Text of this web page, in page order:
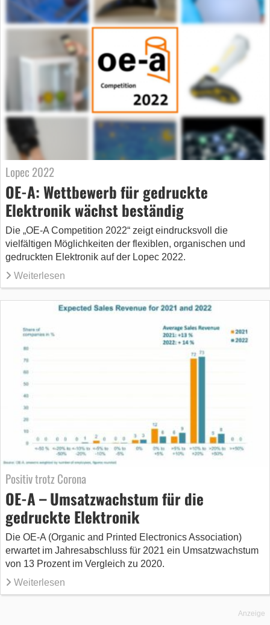
Lopec 2022
OE-A: Wettbewerb für gedruckte
Elektronik wächst beständig
Die „OE-A Competition 2022“ zeigt eindrucksvoll die
vielfältigen Möglichkeiten der flexiblen, organischen und
gedruckten Elektronik auf der Lopec 2022.
Weiterlesen
Positiv trotz Corona
OE-A – Umsatzwachstum für die
gedruckte Elektronik
Die OE-A (Organic and Printed Electronics Association)
erwartet im Jahresabschluss für 2021 ein Umsatzwachstum
von 13 Prozent im Vergleich zu 2020.
Weiterlesen
Anzeige